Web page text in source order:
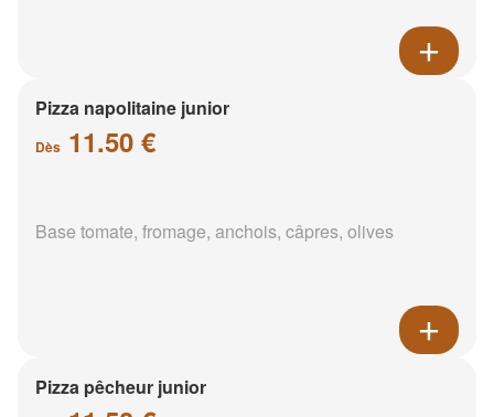
Pizza napolitaine junior
Dès 11.50 €
Base tomate, fromage, anchois, câpres, olives
Pizza pêcheur junior